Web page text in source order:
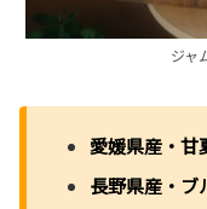
ジャ
愛媛県産・
長野県産・